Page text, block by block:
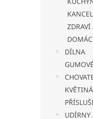
ZDRAVÍ
DÍLNA
UDÍRNY